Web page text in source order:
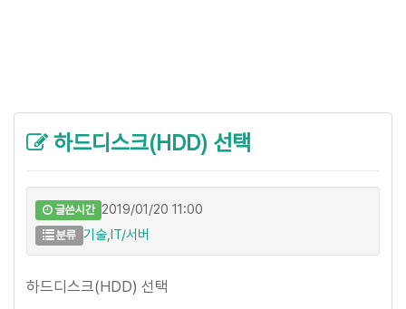
하드디스크(HDD) 선택
글쓴시간 2019/01/20 11:00
분류 기술,IT/서버
하드디스크(HDD) 선택